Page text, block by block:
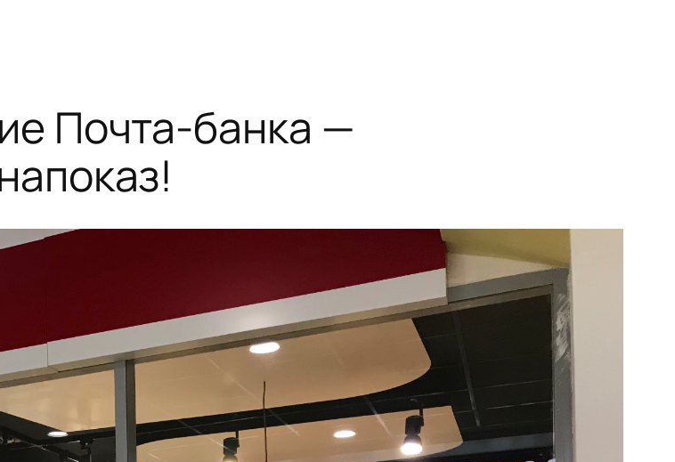
Почта-банка —